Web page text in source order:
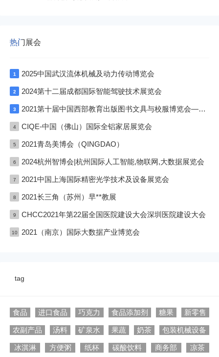
热门展会
1 2025中国武汉流体机械及动力传动博览会
2 2024第十二届成都国际智能驾驶技术展览会
3 2021第十届中国西部教育出版图书文具与校服博览会—成渝双城展
4 CIQE-中国（佛山）国际全铝家居展览会
5 2021青岛美博会（QINGDAO）
6 2024杭州智博会|杭州国际人工智能,物联网,大数据展览会
7 2021中国上海国际精密光学技术及设备展览会
8 2021长三角（苏州）早**教展
9 CHCC2021年第22届全国医院建设大会深圳医院建设大会
10 2021（南京）国际大数据产业博览会
tag
食品 进口食品 巧克力 食品添加剂 糖果 新零售
农副产品 汤料 矿泉水 果蔬 奶茶 包装机械设备
冰淇淋 方便粥 纸杯 碳酸饮料 商务部 凉茶